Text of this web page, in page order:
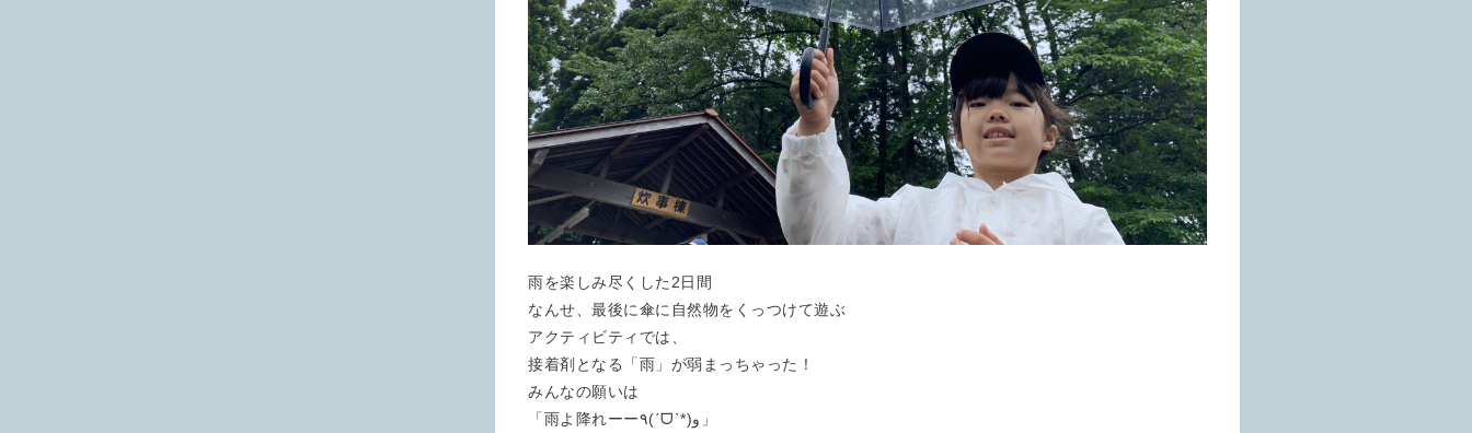
雨を楽しみ尽くした2日間
なんせ、最後に傘に自然物をくっつけて遊ぶ
アクティビティでは、
接着剤となる「雨」が弱まっちゃった！
みんなの願いは
「雨よ降れーー٩(ˊᗜˋ*)و」